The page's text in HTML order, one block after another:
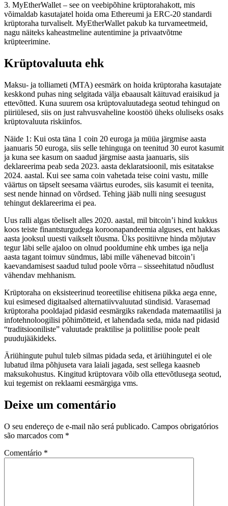
3. MyEtherWallet – see on veebipõhine krüptorahakott, mis
võimaldab kasutajatel hoida oma Ethereumi ja ERC-20 standardi
krüptoraha turvaliselt. MyEtherWallet pakub ka turvameetmeid,
nagu näiteks kaheastmeline autentimine ja privaatvõtme
krüpteerimine.
Krüptovaluuta ehk
Maksu- ja tolliameti (MTA) eesmärk on hoida krüptoraha kasutajate
keskkond puhas ning selgitada välja ebaausalt käituvad eraisikud ja
ettevõtted. Kuna suurem osa krüptovaluutadega seotud tehingud on
piiriülesed, siis on just rahvusvaheline koostöö üheks oluliseks osaks
krüptovaluuta riskiinfos.
Näide 1: Kui osta täna 1 coin 20 euroga ja müüa järgmise aasta
jaanuaris 50 euroga, siis selle tehinguga on teenitud 30 eurot kasumit
ja kuna see kasum on saadud järgmise aasta jaanuaris, siis
deklareerima peab seda 2023. aasta deklaratsioonil, mis esitatakse
2024. aastal. Kui see sama coin vahetada teise coini vastu, mille
väärtus on täpselt seesama väärtus eurodes, siis kasumit ei teenita,
sest nende hinnad on võrdsed. Tehing jääb nulli ning seesugust
tehingut deklareerima ei pea.
Uus ralli algas tõeliselt alles 2020. aastal, mil bitcoin’i hind kukkus
koos teiste finantsturgudega koroonapandeemia alguses, ent hakkas
aasta jooksul uuesti vaikselt tõusma. Üks positiivne hinda mõjutav
tegur läbi selle ajaloo on olnud pooldumine ehk umbes iga nelja
aasta tagant toimuv sündmus, läbi mille vähenevad bitcoin’i
kaevandamisest saadud tulud poole võrra – sisseehitatud nõudlust
vähendav mehhanism.
Krüptoraha on eksisteerinud teoreetilise ehitisena pikka aega enne,
kui esimesed digitaalsed alternatiivvaluutad sündisid. Varasemad
krüptoraha pooldajad pidasid eesmärgiks rakendada matemaatilisi ja
infotehnoloogilisi põhimõtteid, et lahendada seda, mida nad pidasid
“traditsiooniliste” valuutade praktilise ja poliitilise poole pealt
puudujääkideks.
Äriühingute puhul tuleb silmas pidada seda, et äriühingutel ei ole
lubatud ilma põhjuseta vara laiali jagada, sest sellega kaasneb
maksukohustus. Kingitud krüptovara võib olla ettevõtlusega seotud,
kui tegemist on reklaami eesmärgiga vms.
Deixe um comentário
O seu endereço de e-mail não será publicado. Campos obrigatórios
são marcados com *
Comentário *